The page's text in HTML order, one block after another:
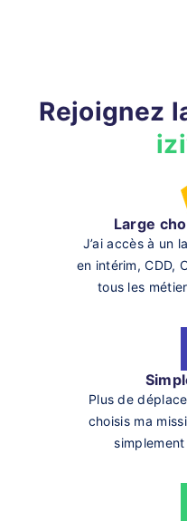
Rejoignez
Large
J’ai accès à un
en intérim, CDD,
tous les
Plus de
choisis ma